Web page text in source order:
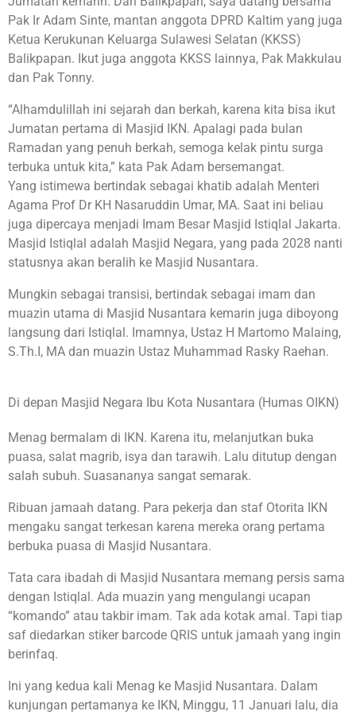
Pak Ir Adam Sinte, mantan anggota DPRD Kaltim yang juga
Ketua Kerukunan Keluarga Sulawesi Selatan (KKSS)
Balikpapan. Ikut juga anggota KKSS lainnya, Pak Makkulau
dan Pak Tonny.
“Alhamdulillah ini sejarah dan berkah, karena kita bisa ikut
Jumatan pertama di Masjid IKN. Apalagi pada bulan
Ramadan yang penuh berkah, semoga kelak pintu surga
terbuka untuk kita,” kata Pak Adam bersemangat.
Yang istimewa bertindak sebagai khatib adalah Menteri
Agama Prof Dr KH Nasaruddin Umar, MA. Saat ini beliau
juga dipercaya menjadi Imam Besar Masjid Istiqlal Jakarta.
Masjid Istiqlal adalah Masjid Negara, yang pada 2028 nanti
statusnya akan beralih ke Masjid Nusantara.
Mungkin sebagai transisi, bertindak sebagai imam dan
muazin utama di Masjid Nusantara kemarin juga diboyong
langsung dari Istiqlal. Imamnya, Ustaz H Martomo Malaing,
S.Th.I, MA dan muazin Ustaz Muhammad Rasky Raehan.
Di depan Masjid Negara Ibu Kota Nusantara (Humas OIKN)
Menag bermalam di IKN. Karena itu, melanjutkan buka
puasa, salat magrib, isya dan tarawih. Lalu ditutup dengan
salah subuh. Suasananya sangat semarak.
Ribuan jamaah datang. Para pekerja dan staf Otorita IKN
mengaku sangat terkesan karena mereka orang pertama
berbuka puasa di Masjid Nusantara.
Tata cara ibadah di Masjid Nusantara memang persis sama
dengan Istiqlal. Ada muazin yang mengulangi ucapan
“komando” atau takbir imam. Tak ada kotak amal. Tapi tiap
saf diedarkan stiker barcode QRIS untuk jamaah yang ingin
berinfaq.
Ini yang kedua kali Menag ke Masjid Nusantara. Dalam
kunjungan pertamanya ke IKN, Minggu, 11 Januari lalu, dia